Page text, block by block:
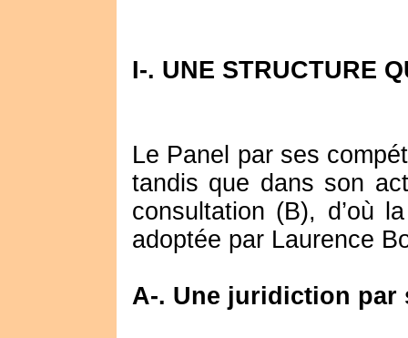
I-. UNE STRUCTURE
Le Panel par ses
tandis que dans son
consultation (B), d’où
adoptée par Laurence
A-. Une juridiction par